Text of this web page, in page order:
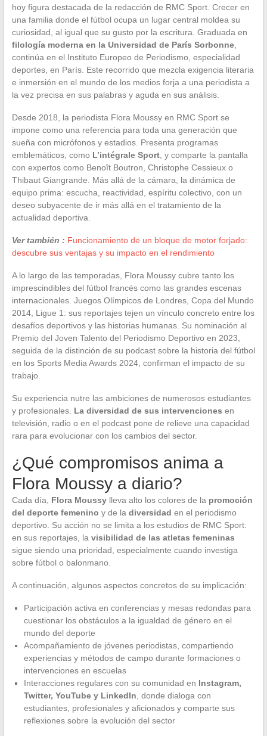
hoy figura destacada de la redacción de RMC Sport. Crecer en
una familia donde el fútbol ocupa un lugar central moldea su
curiosidad, al igual que su gusto por la escritura. Graduada en
filología moderna en la Universidad de París Sorbonne,
continúa en el Instituto Europeo de Periodismo, especialidad
deportes, en París. Este recorrido que mezcla exigencia literaria
e inmersión en el mundo de los medios forja a una periodista a
la vez precisa en sus palabras y aguda en sus análisis.
Desde 2018, la periodista Flora Moussy en RMC Sport se
impone como una referencia para toda una generación que
sueña con micrófonos y estadios. Presenta programas
emblemáticos, como L’intégrale Sport, y comparte la pantalla
con expertos como Benoît Boutron, Christophe Cessieux o
Thibaut Giangrande. Más allá de la cámara, la dinámica de
equipo prima: escucha, reactividad, espíritu colectivo, con un
deseo subyacente de ir más allá en el tratamiento de la
actualidad deportiva.
Ver también : Funcionamiento de un bloque de motor forjado:
descubre sus ventajas y su impacto en el rendimiento
A lo largo de las temporadas, Flora Moussy cubre tanto los
imprescindibles del fútbol francés como las grandes escenas
internacionales. Juegos Olímpicos de Londres, Copa del Mundo
2014, Ligue 1: sus reportajes tejen un vínculo concreto entre los
desafíos deportivos y las historias humanas. Su nominación al
Premio del Joven Talento del Periodismo Deportivo en 2023,
seguida de la distinción de su podcast sobre la historia del fútbol
en los Sports Media Awards 2024, confirman el impacto de su
trabajo.
Su experiencia nutre las ambiciones de numerosos estudiantes
y profesionales. La diversidad de sus intervenciones en
televisión, radio o en el podcast pone de relieve una capacidad
rara para evolucionar con los cambios del sector.
¿Qué compromisos anima a
Flora Moussy a diario?
Cada día, Flora Moussylleva alto los colores de la promoción
del deporte femenino y de la diversidad en el periodismo
deportivo. Su acción no se limita a los estudios de RMC Sport:
en sus reportajes, la visibilidad de las atletas femeninas
sigue siendo una prioridad, especialmente cuando investiga
sobre fútbol o balonmano.
A continuación, algunos aspectos concretos de su implicación:
Participación activa en conferencias y mesas redondas para
cuestionar los obstáculos a la igualdad de género en el
mundo del deporte
Acompañamiento de jóvenes periodistas, compartiendo
experiencias y métodos de campo durante formaciones o
intervenciones en escuelas
Interacciones regulares con su comunidad en Instagram,
Twitter, YouTube y LinkedIn , donde dialoga con
estudiantes, profesionales y aficionados y comparte sus
reflexiones sobre la evolución del sector